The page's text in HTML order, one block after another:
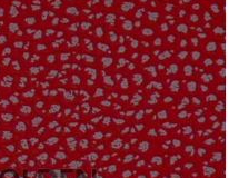
Add to
Wishlist